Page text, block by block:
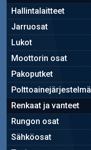
Hallintalaitteet
Jarruosat
Lukot
Moottorin osat
Pakoputket
Polttoainejärjestelmä
Renkaat ja vanteet
Rungon osat
Sähköosat